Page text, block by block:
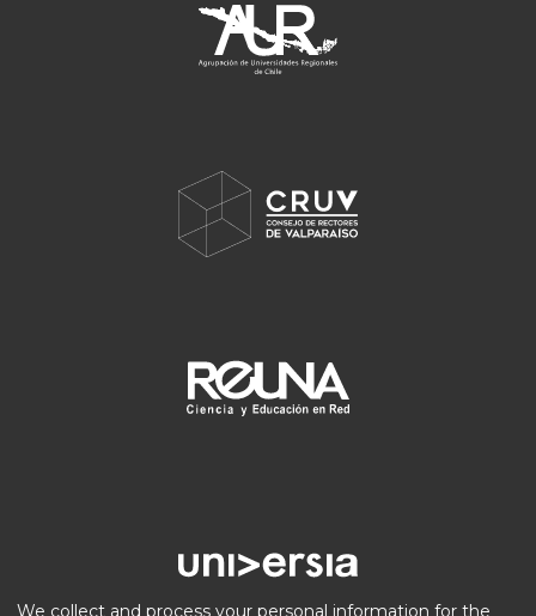
We collect and process your personal information for the